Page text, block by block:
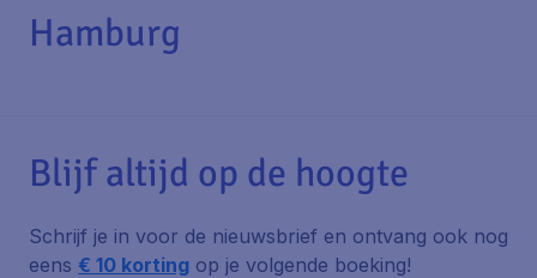
Hamburg
Blijf altijd op de hoogte
Schrijf je in voor de nieuwsbrief en ontvang ook nog
eens € 10 korting op je volgende boeking!